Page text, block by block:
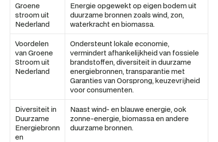
Groene
stroom uit
Nederland
Energie opgewekt op eigen bodem uit
duurzame bronnen zoals wind, zon,
waterkracht en biomassa.
Voordelen
van Groene
Stroom uit
Nederland
Ondersteunt lokale economie,
vermindert afhankelijkheid van fossiele
brandstoffen, diversiteit in duurzame
energiebronnen, transparantie met
Garanties van Oorsprong, keuzevrijheid
voor consumenten.
Diversiteit in
Duurzame
Energiebronn
en
Naast wind- en blauwe energie, ook
zonne-energie, biomassa en andere
duurzame bronnen.